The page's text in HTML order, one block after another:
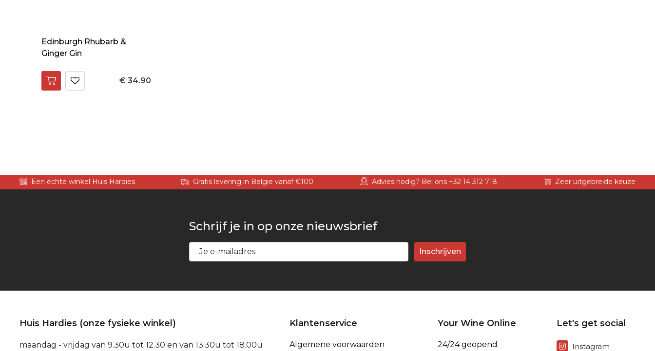
Edinburgh Rhubarb &
Ginger Gin
€ 34.90
Een échte winkel Huis Hardies Gratis levering in België vanaf €100 Advies nodig? Bel ons +32 14 312 718 Zeer uitgebreide keuze
Schrijf je in op onze nieuwsbrief
Inschrijven
Huis Hardies (onze fysieke winkel)
maandag - vrijdag van 9.30u tot 12.30 en van 13.30u tot 18.00u
Klantenservice
Algemene voorwaarden
Your Wine Online
24/24 geopend
Let's get social
Instagram